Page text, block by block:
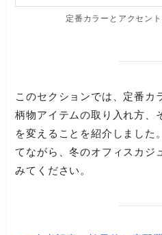
定番カラーとアクセン
このセクションでは、定番カ
柄物アイテムの取り入れ方、
を変えることを紹介しました
てながら、冬のオフィスカジ
みてください。